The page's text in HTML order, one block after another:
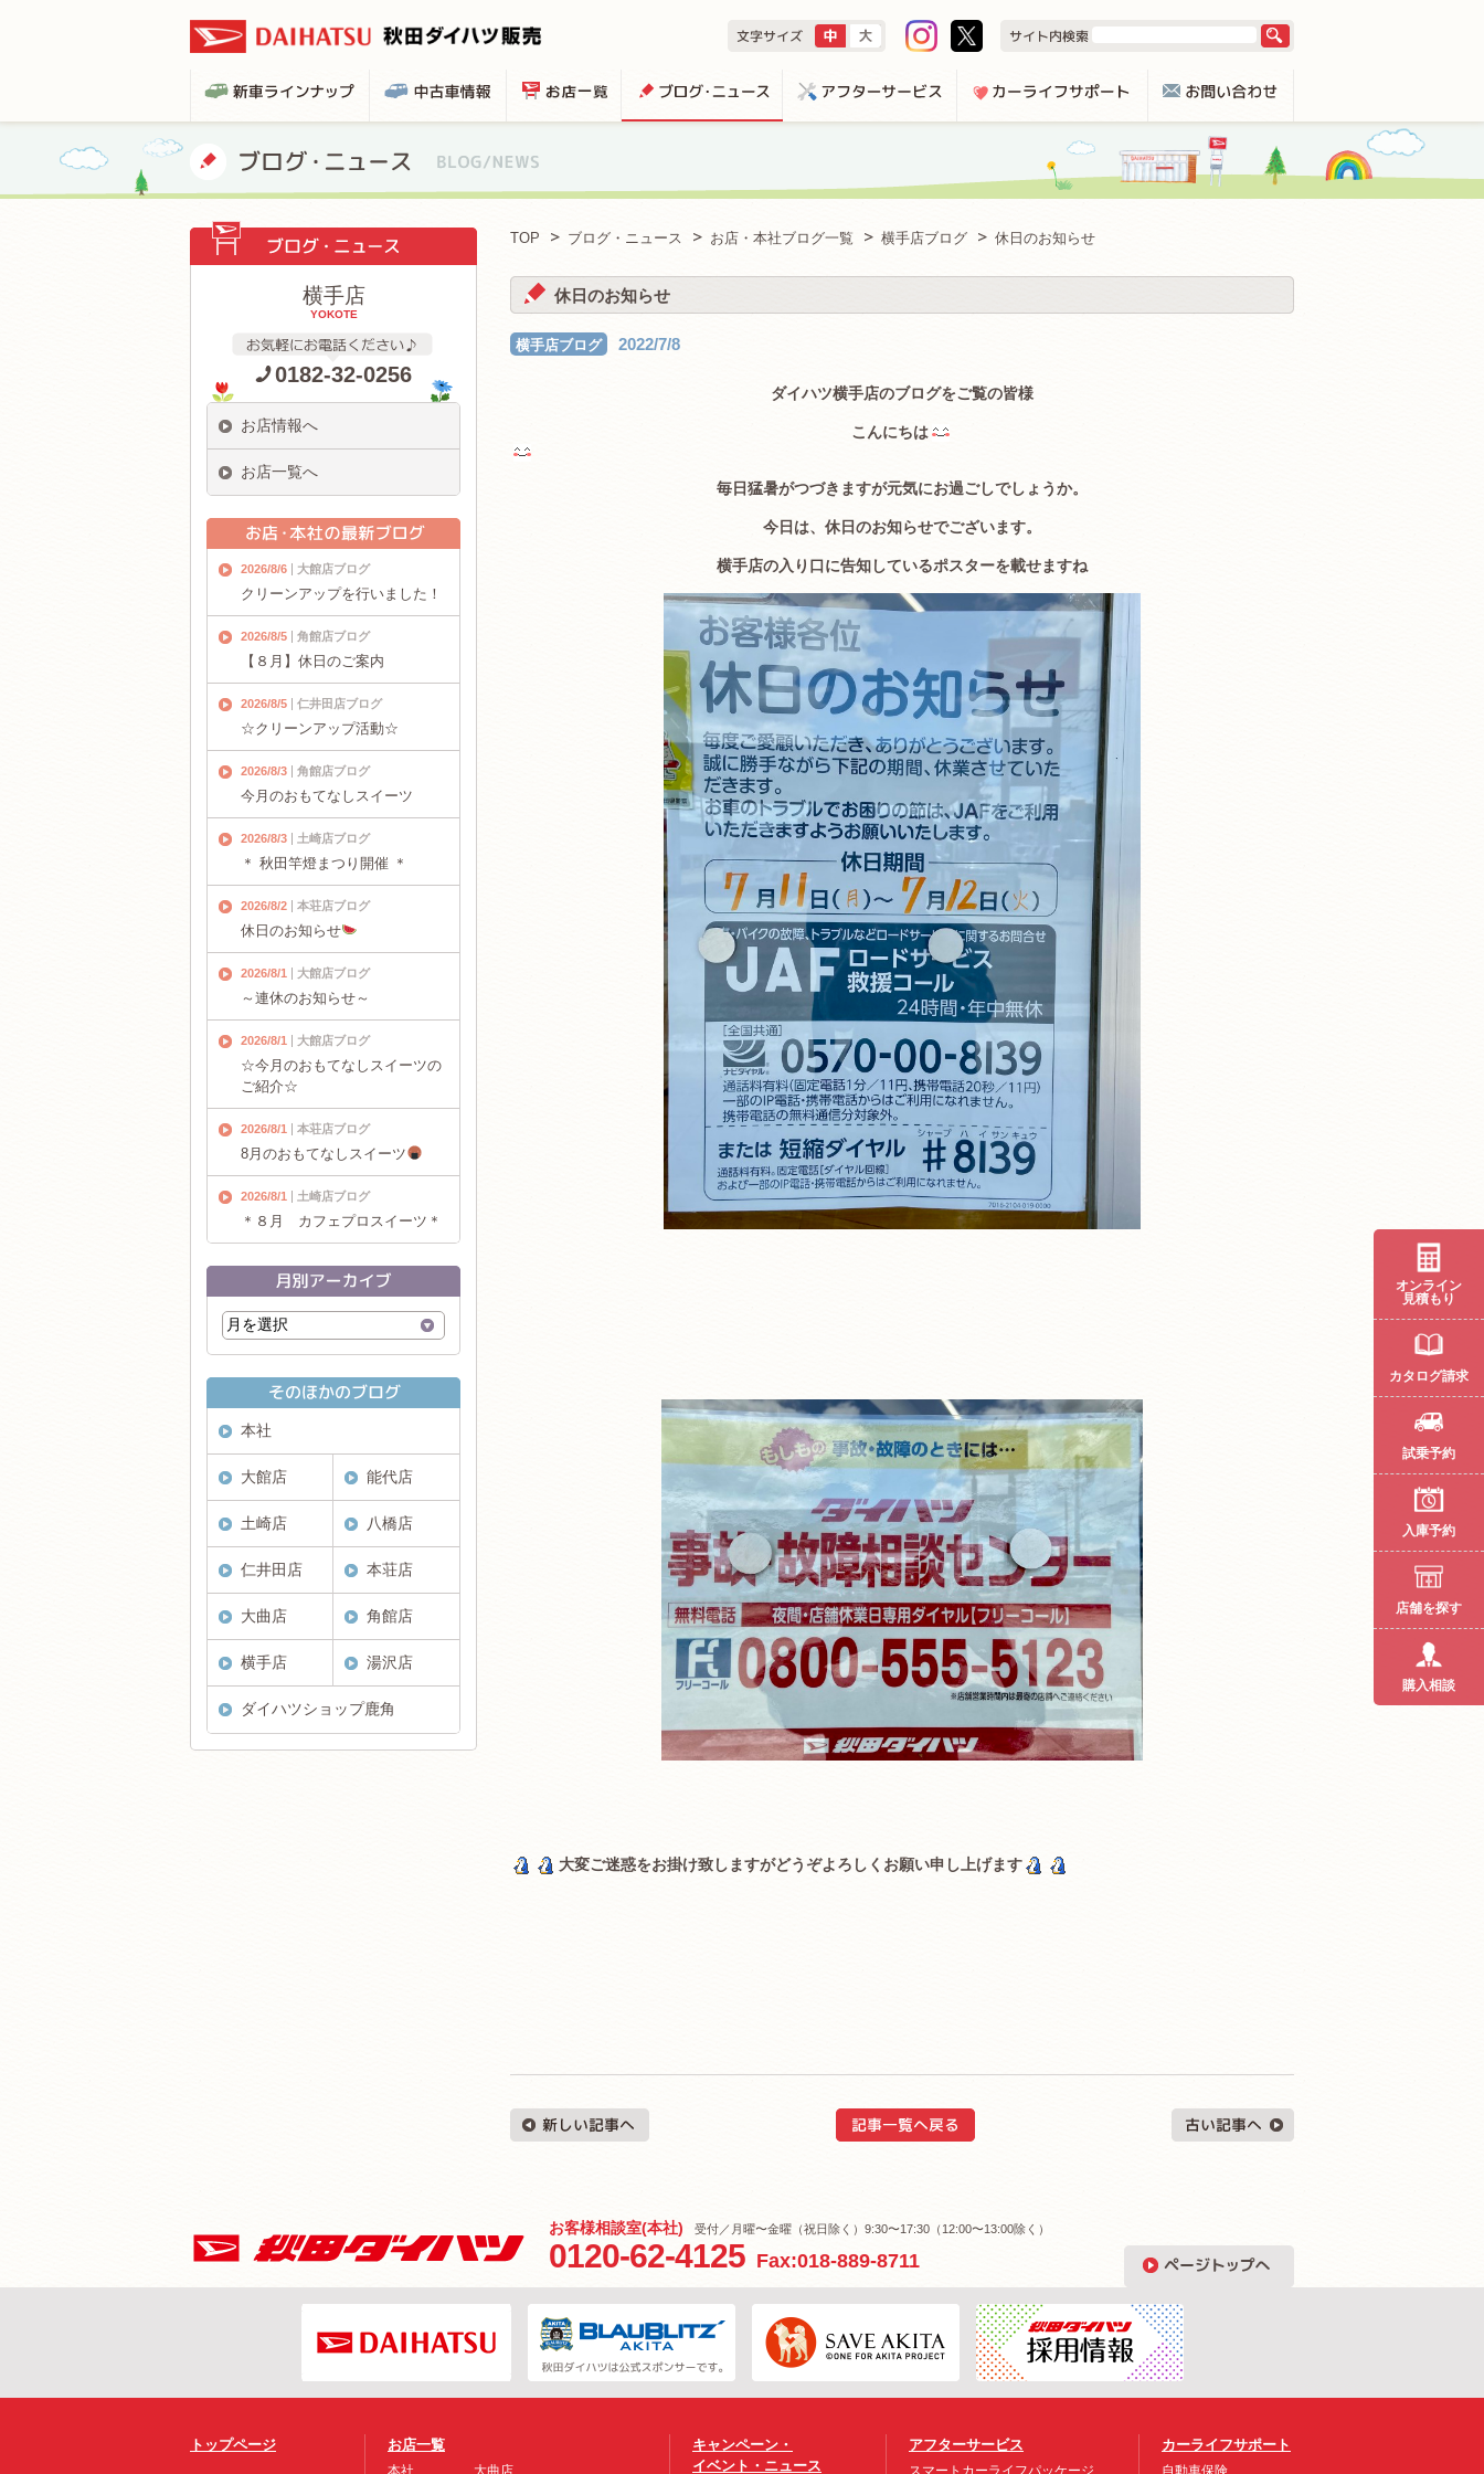
TOP ブログ・ニュース お店・本社ブログ一覧 横手店ブログ 休日のお知らせ
休日のお知らせ
横手店ブログ 2022/7/8
ダイハツ横手店のブログをご覧の皆様
こんにちは
毎日猛暑がつづきますが元気にお過ごしでしょうか。
今日は、休日のお知らせでございます。
横手店の入り口に告知しているポスターを載せますね
大変ご迷惑をお掛け致しますがどうぞよろしくお願い申し上げます
横手店
YOKOTE
0182-32-0256
お店情報へ
お店一覧へ
2026/8/6 大館店ブログ
クリーンアップを行いました！
2026/8/5 角館店ブログ
【８月】休日のご案内
2026/8/5 仁井田店ブログ
☆クリーンアップ活動☆
2026/8/3 角館店ブログ
今月のおもてなしスイーツ
2026/8/3 土崎店ブログ
＊ 秋田竿燈まつり開催 ＊
2026/8/2 本荘店ブログ
休日のお知らせ
2026/8/1 大館店ブログ
～連休のお知らせ～
2026/8/1 大館店ブログ
☆今月のおもてなしスイーツの
ご紹介☆
2026/8/1 本荘店ブログ
8月のおもてなしスイーツ
2026/8/1 土崎店ブログ
＊８月 カフェプロスイーツ＊
本社
大館店 能代店
土崎店 八橋店
仁井田店 本荘店
大曲店 角館店
横手店 湯沢店
ダイハツショップ鹿角
お客様相談室(本社) 受付／月曜〜金曜（祝日除く）9:30〜17:30（12:00〜13:00除く）
0120-62-4125 Fax:018-889-8711
トップページ お店一覧
本社 大曲店
キャンペーン・
イベント・ニュース
アフターサービス
スマートカーライフパッケージ
カーライフサポート
自動車保険
オンライン
見積もり
カタログ請求
試乗予約
入庫予約
店舗を探す
購入相談